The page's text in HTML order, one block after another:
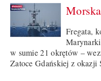
Fregata,
w sumie 21 okrętów –
Zatoce Gdańskiej z okazji